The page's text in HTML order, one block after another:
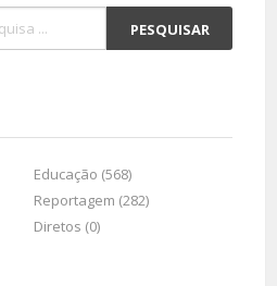
Educação (568)
Reportagem (282)
Diretos (0)